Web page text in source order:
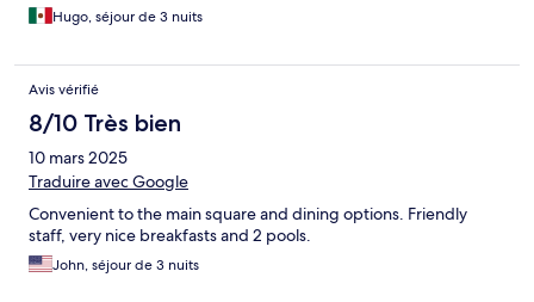
Hugo, séjour de 3 nuits
Avis vérifié
8/10 Très bien
10 mars 2025
Traduire avec Google
Convenient to the main square and dining options. Friendly
staff, very nice breakfasts and 2 pools.
John, séjour de 3 nuits